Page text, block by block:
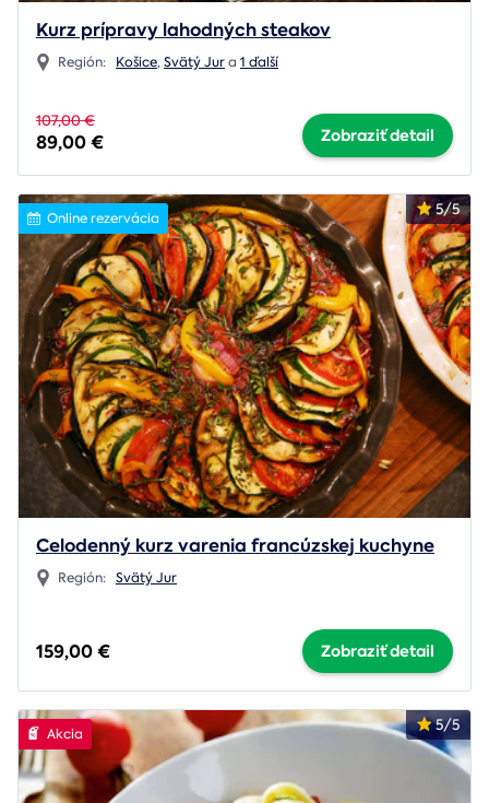
Kurz prípravy lahodných steakov
Región: Košice,Svätý Jura 1 ďalší
107,00 €
89,00 € Zobraziť detail
5/5
Online rezervácia
Celodenný kurz varenia francúzskej kuchyne
Región: Svätý Jur
159,00 € Zobraziť detail
5/5
Akcia